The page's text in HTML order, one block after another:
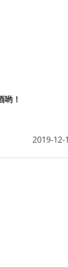
！
2019-12-